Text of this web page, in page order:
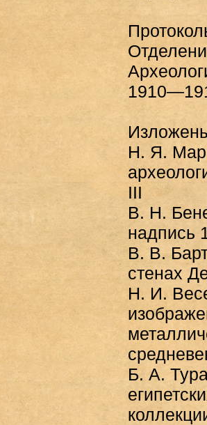
Н. Я.
III
В. Н.
надпись
В. В.
стенах
Н. И.
Б. А.